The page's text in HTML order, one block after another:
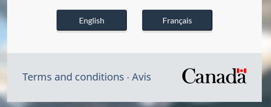
English Français
Terms and conditions Avis
/